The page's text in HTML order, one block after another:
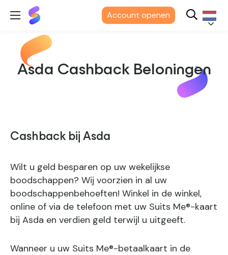
Suits
Me® Account openen
Asda Cashback Beloningen
Cashback bij Asda
Wilt u geld besparen op uw wekelijkse
boodschappen? Wij voorzien in al uw
boodschappenbehoeften! Winkel in de winkel,
online of via de telefoon met uw Suits Me®-kaart
bij Asda en verdien geld terwijl u uitgeeft.
Wanneer u uw Suits Me®-betaalkaart in de